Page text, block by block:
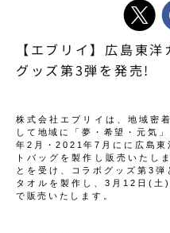
【エブリイ】広島東
グッズ第3弾を発売!
株式会社エブリイは、地域密
して地域に「夢・希望・元気
年2月・2021年7月にに広島東
トバッグを製作し販売いたし
とを受け、コラボグッズ第3
タオルを製作し、3月12日(土
で販売いたします。